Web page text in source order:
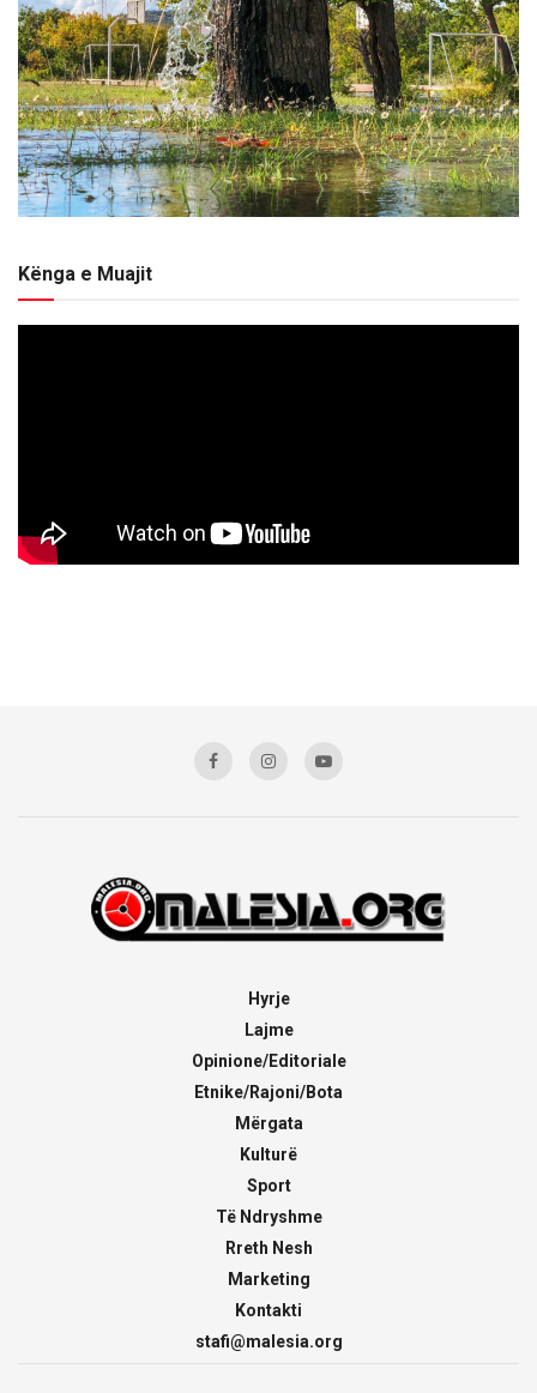
Kënga e Muajit
Hyrje
Lajme
Opinione/Editoriale
Etnike/Rajoni/Bota
Mërgata
Kulturë
Sport
Të Ndryshme
Rreth Nesh
Marketing
Kontakti
stafi@malesia.org